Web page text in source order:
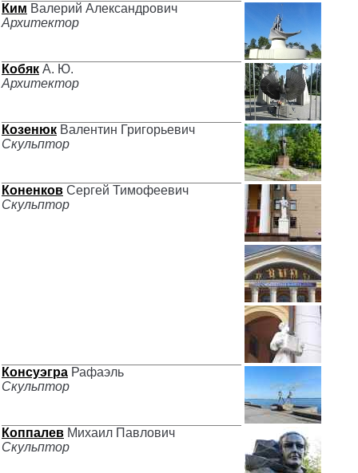
Ким Валерий Александрович
Архитектор
Кобяк А. Ю.
Архитектор
Козенюк Валентин Григорьевич
Скульптор
Коненков Сергей Тимофеевич
Скульптор
Консуэгра Рафаэль
Скульптор
Коппалев Михаил Павлович
Скульптор